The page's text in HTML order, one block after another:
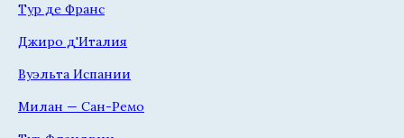
Тур де Франс
Джиро д'Италия
Вуэльта Испании
Милан — Сан-Ремо